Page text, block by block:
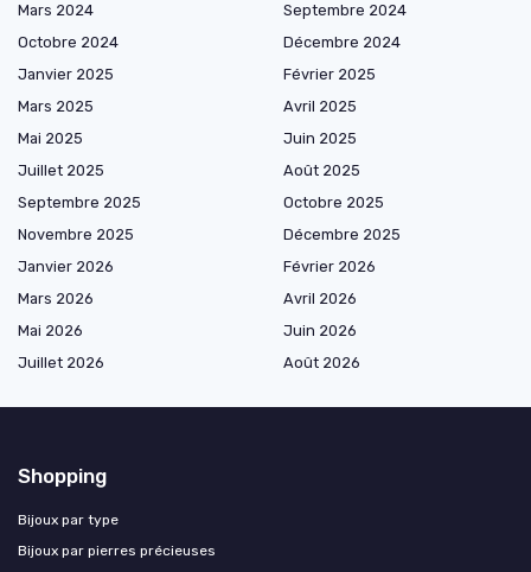
Mars 2024
Septembre 2024
Octobre 2024
Décembre 2024
Janvier 2025
Février 2025
Mars 2025
Avril 2025
Mai 2025
Juin 2025
Juillet 2025
Août 2025
Septembre 2025
Octobre 2025
Novembre 2025
Décembre 2025
Janvier 2026
Février 2026
Mars 2026
Avril 2026
Mai 2026
Juin 2026
Juillet 2026
Août 2026
Shopping
Bijoux par type
Bijoux par pierres précieuses